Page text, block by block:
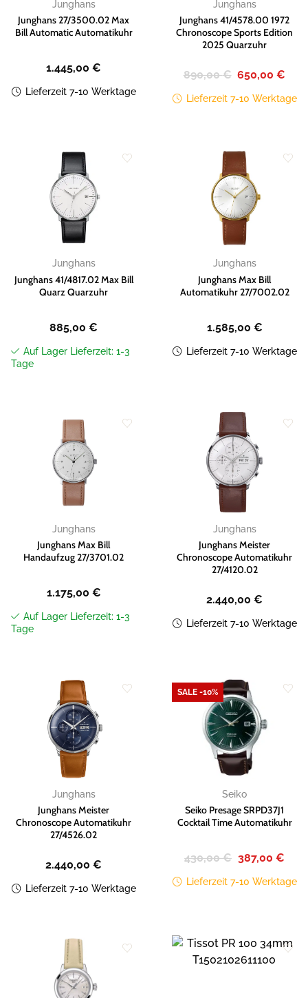
Junghans
Junghans 27/3500.02 Max
Bill Automatic Automatikuhr
1.445,00 €
Lieferzeit 7-10 Werktage
Junghans
Junghans 41/4578.00 1972
Chronoscope Sports Edition
2025 Quarzuhr
890,00€ Ursprünglicher
Preis
890,00 €
650,00€
Lieferzeit 7-10 Werktage
Wunschliste
hinzufügen
Junghans
Junghans 41/4817.02 Max Bill
Quarz Quarzuhr
885,00 €
Auf Lager Lieferzeit: 1-3
Tage
Wunschliste
hinzufügen
Junghans
Junghans Max Bill
Automatikuhr 27/7002.02
1.585,00 €
Lieferzeit 7-10 Werktage
Wunschliste
hinzufügen
Junghans
Junghans Max Bill
Handaufzug 27/3701.02
1.175,00 €
Auf Lager Lieferzeit: 1-3
Tage
Wunschliste
hinzufügen
Junghans
Junghans Meister
Chronoscope Automatikuhr
27/4120.02
2.440,00 €
Lieferzeit 7-10 Werktage
Wunschliste
hinzufügen
Junghans
Junghans Meister
Chronoscope Automatikuhr
27/4526.02
2.440,00 €
Lieferzeit 7-10 Werktage
SALE -10%
Wunschliste
hinzufügen
Seiko
Seiko Presage SRPD37J1
Cocktail Time Automatikuhr
430,00€ Ursprünglicher
Preis
430,00 €
387,00 €
Lieferzeit 7-10 Werktage
Wunschliste
hinzufügen